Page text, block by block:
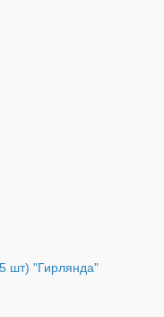
"Гирлянда"